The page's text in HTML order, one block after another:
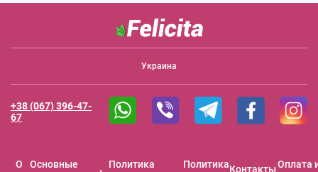
Украина
O
Основные
Политика
ПолитикаКонтактыОплата
+38 (067) 396-47-
67